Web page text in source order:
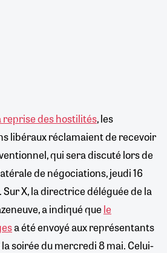
reprise des hostilités, les
libéraux réclamaient de recevoir
qui sera discuté lors de
de négociations, jeudi 16
X, la directrice déléguée de la
a indiqué que le
a été envoyé aux représentants
soirée du mercredi 8 mai. Celui-